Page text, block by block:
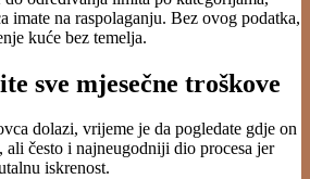
imate na raspolaganju. Bez ovog podatka,
kuće bez temelja.
sve mjesečne troškove
dolazi, vrijeme je da pogledate gdje on
često i najneugodniji dio procesa jer
iskrenost.